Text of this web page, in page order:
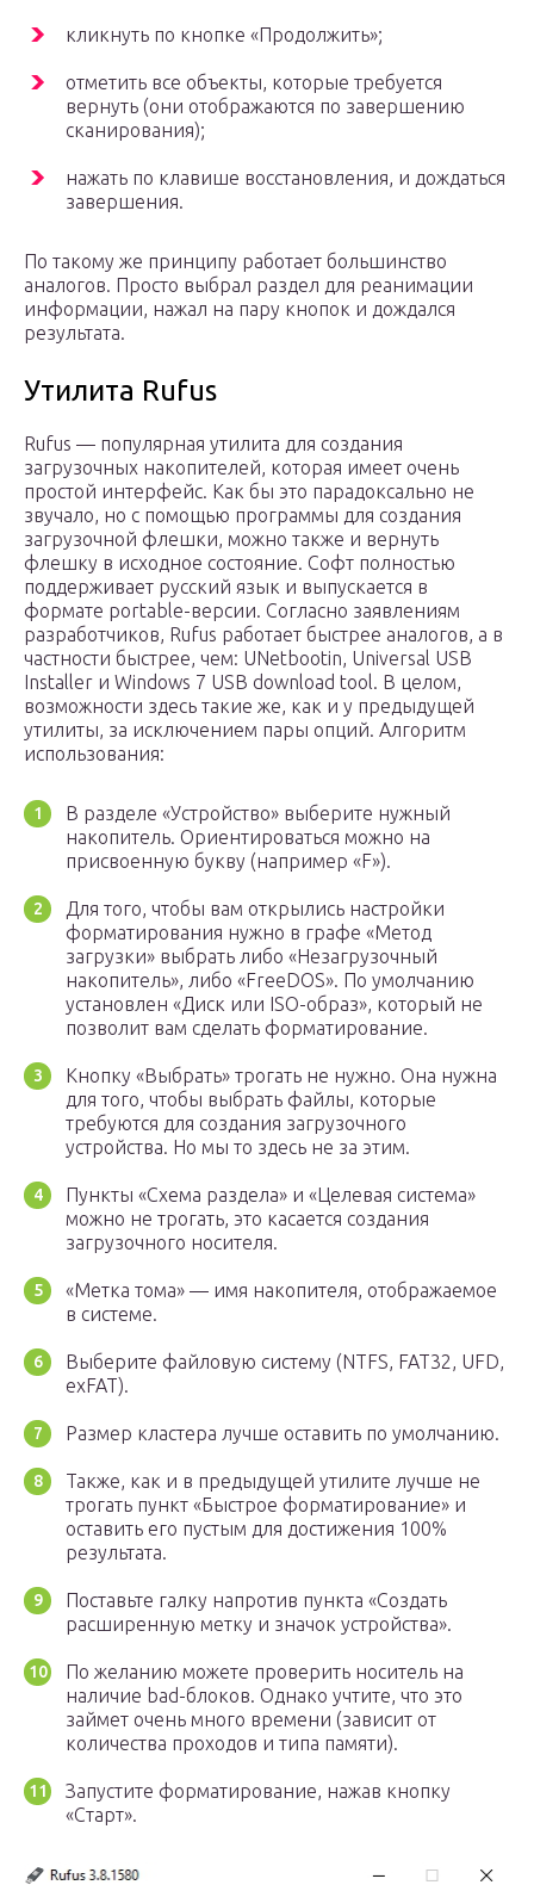
кликнуть по кнопке «Продолжить»;
отметить все объекты, которые требуется
вернуть (они отображаются по завершению
сканирования);
нажать по клавише восстановления, и дождаться
завершения.
По такому же принципу работает большинство
аналогов. Просто выбрал раздел для реанимации
информации, нажал на пару кнопок и дождался
результата.
Утилита Rufus
Rufus — популярная утилита для создания
загрузочных накопителей, которая имеет очень
простой интерфейс. Как бы это парадоксально не
звучало, но с помощью программы для создания
загрузочной флешки, можно также и вернуть
флешку в исходное состояние. Софт полностью
поддерживает русский язык и выпускается в
формате portable-версии. Согласно заявлениям
разработчиков, Rufus работает быстрее аналогов, а в
частности быстрее, чем: UNetbootin, Universal USB
Installer и Windows 7 USB download tool. В целом,
возможности здесь такие же, как и у предыдущей
утилиты, за исключением пары опций. Алгоритм
использования:
В разделе «Устройство» выберите нужный
накопитель. Ориентироваться можно на
присвоенную букву (например «F»).
Для того, чтобы вам открылись настройки
форматирования нужно в графе «Метод
загрузки» выбрать либо «Незагрузочный
накопитель», либо «FreeDOS». По умолчанию
установлен «Диск или ISO-образ», который не
позволит вам сделать форматирование.
Кнопку «Выбрать» трогать не нужно. Она нужна
для того, чтобы выбрать файлы, которые
требуются для создания загрузочного
устройства. Но мы то здесь не за этим.
Пункты «Схема раздела» и «Целевая система»
можно не трогать, это касается создания
загрузочного носителя.
«Метка тома» — имя накопителя, отображаемое
в системе.
Выберите файловую систему (NTFS, FAT32, UFD,
exFAT).
Размер кластера лучше оставить по умолчанию.
Также, как и в предыдущей утилите лучше не
трогать пункт «Быстрое форматирование» и
оставить его пустым для достижения 100%
результата.
Поставьте галку напротив пункта «Создать
расширенную метку и значок устройства».
По желанию можете проверить носитель на
наличие bad-блоков. Однако учтите, что это
займет очень много времени (зависит от
количества проходов и типа памяти).
Запустите форматирование, нажав кнопку
«Старт».